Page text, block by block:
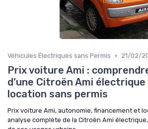
Véhicules Électriques sans Permis • 21/02/
Prix voiture Ami :
d’une Citroën Ami
location sans permis
Prix voiture Ami, autonomie, financement et
analyse complète de la Citroën Ami